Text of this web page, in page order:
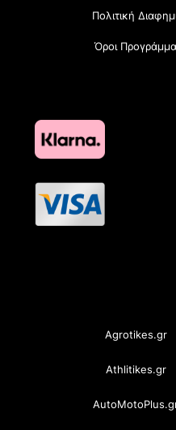
Πολιτική
Όροι
Agrotikes.gr
Athlitikes.gr